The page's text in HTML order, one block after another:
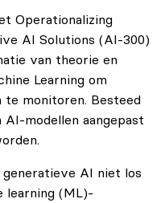
Operationalizing
AI Solutions (AI-300)
van theorie en
Learning om
te monitoren. Besteed
AI-modellen aangepast
generatieve AI niet los
learning (ML)-